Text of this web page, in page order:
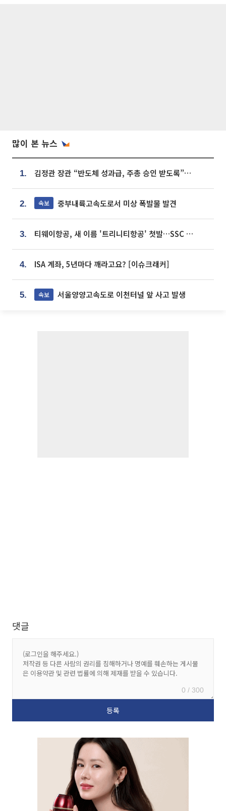
많이 본 뉴스
1. 김정관 장관 “반도체 성과급, 주총 승인 받도록”…상법·자본시장법 개정 시사
2. 속보 중부내륙고속도로서 미상 폭발물 발견
3. 티웨이항공, 새 이름 '트리니티항공' 첫발…SSC 전략 본격화
4. ISA 계좌, 5년마다 깨라고요? [이슈크래커]
5. 속보 서울양양고속도로 이천터널 앞 사고 발생
댓글
0 / 300